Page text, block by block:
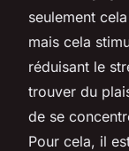
seulement
mais cela
réduisant le
trouver du
de se
Pour cela, il